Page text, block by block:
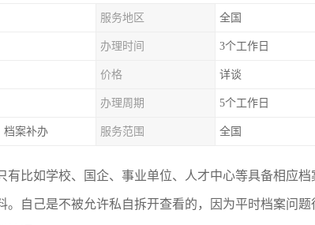
服务地区 全国
办理时间 3个工作日
价格 详谈
办理周期 5个工作日
档案补办 服务范围 全国
有比如学校、国企、事业单位、人才中心等具备相应
。自己是不被允许私自拆开查看的，因为平时档案问